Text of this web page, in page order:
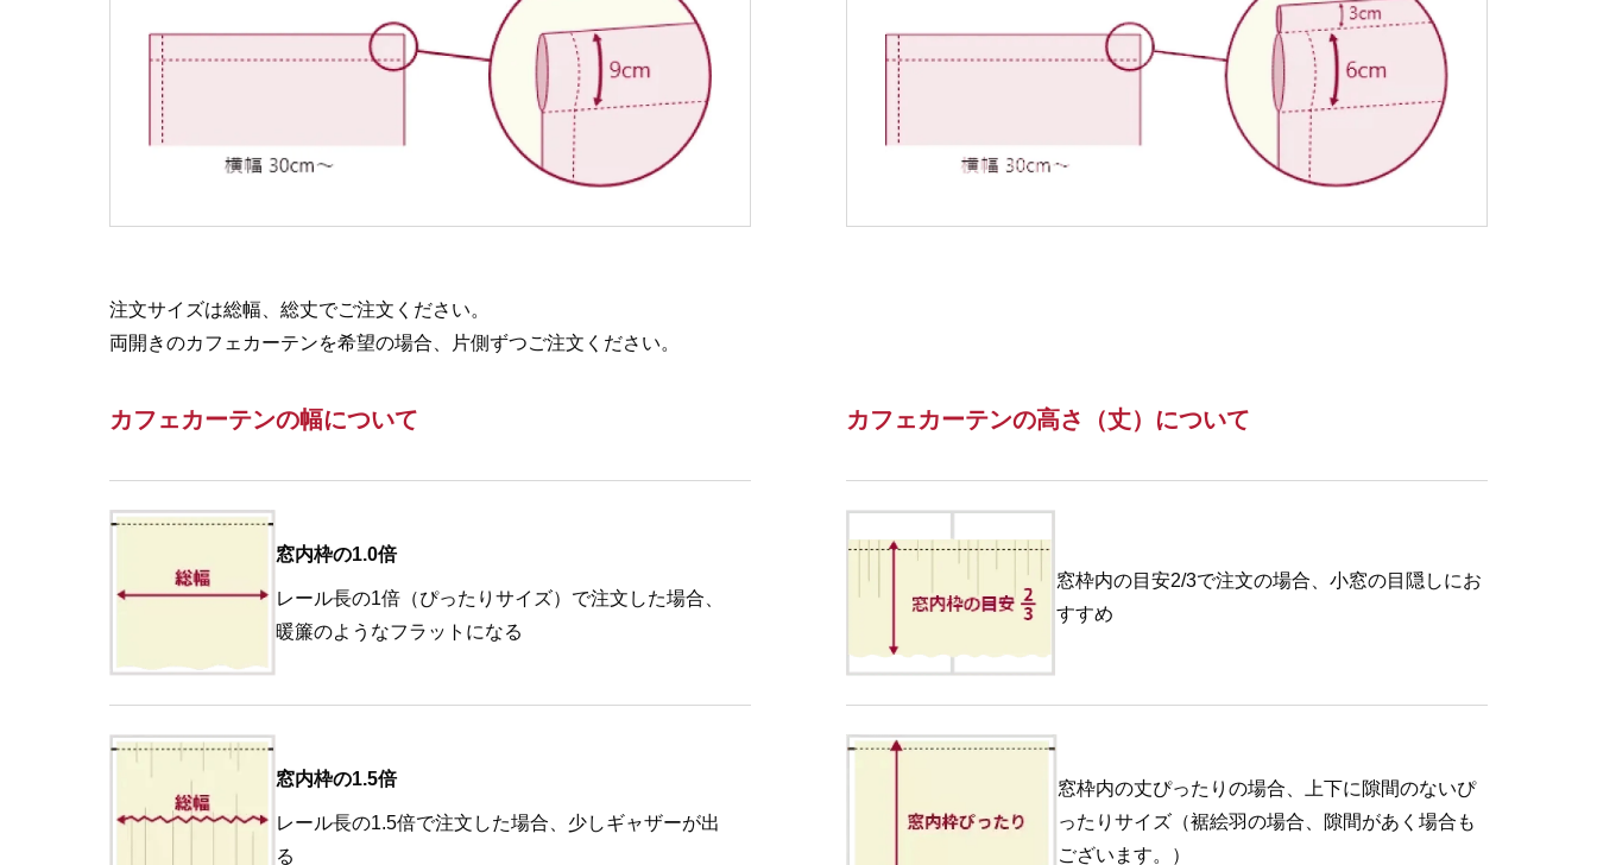
注文サイズは総幅、総丈でご注文ください。
両開きのカフェカーテンを希望の場合、片側ずつご注文ください。
カフェカーテンの幅について
窓内枠の1.0倍
レール長の1倍（ぴったりサイズ）で注文した場合、
暖簾のようなフラットになる
窓内枠の1.5倍
レール長の1.5倍で注文した場合、少しギャザーが出
る
カフェカーテンの高さ（丈）について
窓枠内の目安2/3で注文の場合、小窓の目隠しにお
すすめ
窓枠内の丈ぴったりの場合、上下に隙間のないぴ
ったりサイズ（裾絵羽の場合、隙間があく場合も
ございます。）